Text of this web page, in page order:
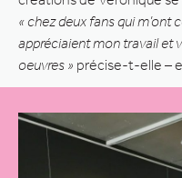
« chez deux fans qui m’ont
appréciaient mon travail et
oeuvres » précise-t-elle –